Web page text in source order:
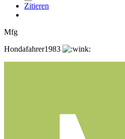
Zitieren
Mfg
Hondafahrer1983